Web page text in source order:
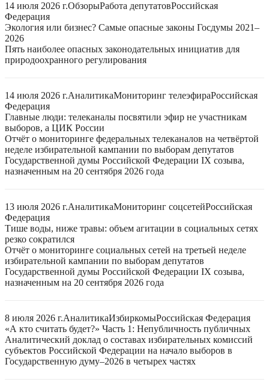
14 июля 2026 г.ОбзорыРабота депутатовРоссийская
Федерация
Экология или бизнес? Самые опасные законы Госдумы 2021–
2026
Пять наиболее опасных законодательных инициатив для
природоохранного регулирования
14 июля 2026 г.АналитикаМониторинг телеэфираРоссийская
Федерация
Главные люди: телеканалы посвятили эфир не участникам
выборов, а ЦИК России
Отчёт о мониторинге федеральных телеканалов на четвёртой
неделе избирательной кампании по выборам депутатов
Государственной думы Российской Федерации IX созыва,
назначенным на 20 сентября 2026 года
13 июля 2026 г.АналитикаМониторинг соцсетейРоссийская
Федерация
Тише воды, ниже травы: объем агитации в социальных сетях
резко сократился
Отчёт о мониторинге социальных сетей на третьей неделе
избирательной кампании по выборам депутатов
Государственной думы Российской Федерации IX созыва,
назначенным на 20 сентября 2026 года
8 июля 2026 г.АналитикаИзбиркомыРоссийская Федерация
«А кто считать будет?» Часть 1: Непубличность публичных
Аналитический доклад о составах избирательных комиссий
субъектов Российской Федерации на начало выборов в
Государственную думу–2026 в четырех частях